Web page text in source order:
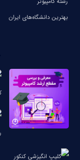
بهترین دانشگاه‌های ایران